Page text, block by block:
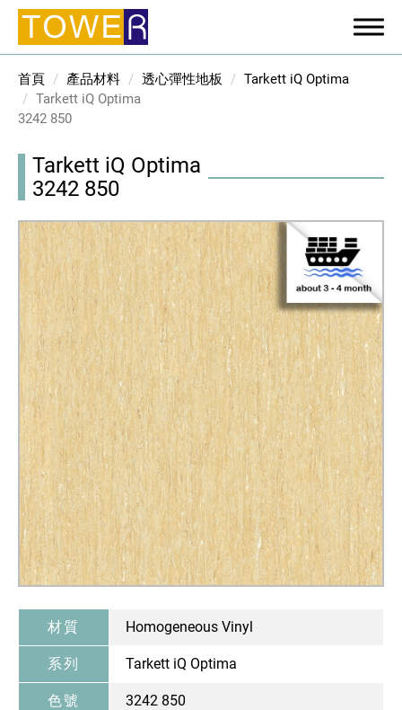
首頁 產品材料 透心彈性地板
Tarkett iQ Optima
Tarkett iQ Optima
3242 850
Tarkett iQ Optima
3242 850
材質 Homogeneous Vinyl
系列 Tarkett iQ Optima
色號 3242 850